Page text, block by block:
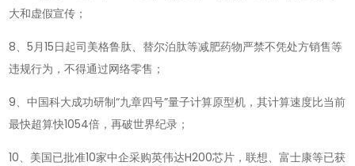
大和虚假宣传；
8、5月15日起司美格鲁肽、替尔泊肽等减肥药物严禁不凭处方销售等
违规行为，不得通过网络零售；
9、中国科大成功研制“九章四号”量子计算原型机，其计算速度比当前
最快超算快1054倍，再破世界纪录；
10、美国已批准10家中企采购英伟达H200芯片，联想、富士康等已获